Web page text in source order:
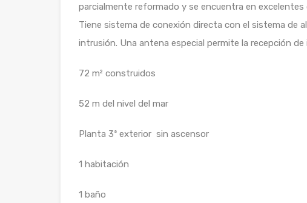
parcialmente reformado y se encuentra en excelentes
Tiene sistema de conexión directa con el sistema de
intrusión. Una antena especial permite la recepción
72 m² construidos
52 m del nivel del mar
Planta 3ª exterior sin ascensor
1 habitación
1 baño